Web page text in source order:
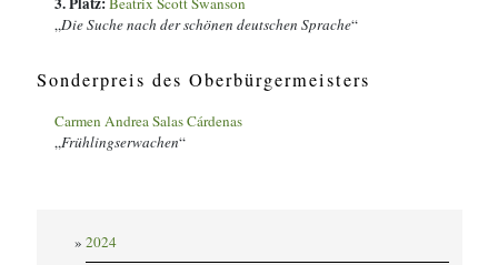
„Die Suche nach der schönen deutschen Sprache“
Sonderpreis des Oberbürgermeisters
Carmen Andrea Salas Cárdenas
„Frühlingserwachen“
2024